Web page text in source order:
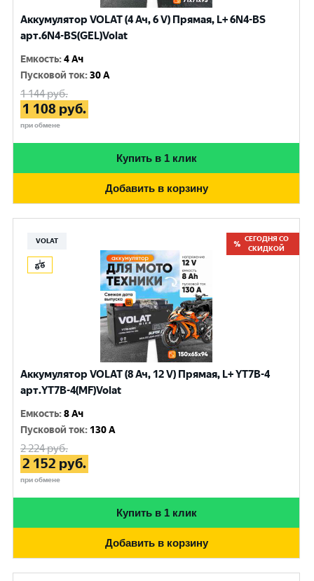
Аккумулятор VOLAT (4 Ач, 6 V) Прямая, L+ 6N4-BS
арт.6N4-BS(GEL)Volat
Емкость:4 Ач
Пусковой ток:30 A
1 144руб.
1 108 руб.
при обмене
Купить в 1 клик
Добавить в корзину
VOLAT
СЕГОДНЯ СО
СКИДКОЙ
Аккумулятор VOLAT (8 Ач, 12 V) Прямая, L+ YT7B-4
арт.YT7B-4(MF)Volat
Емкость:8 Ач
Пусковой ток: 130 A
2 224руб.
2 152 руб.
при обмене
Купить в 1 клик
Добавить в корзину